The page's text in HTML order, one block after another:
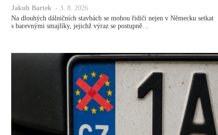
Jakub Bartek - 3. 8. 2026
Na dlouhých dálničních stavbách se mohou řidiči nejen v Německu setkat
s barevnými smajlíky, jejichž výraz se postupně…